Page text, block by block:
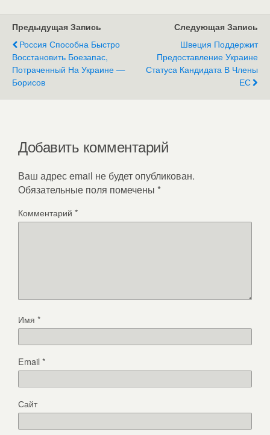
Предыдущая Запись
Россия Способна Быстро
Восстановить Боезапас,
Потраченный На Украине —
Борисов
Следующая Запись
Швеция Поддержит
Предоставление Украине
Статуса Кандидата В Члены
ЕС
Добавить комментарий
Ваш адрес email не будет опубликован.
Обязательные поля помечены *
Комментарий *
Имя *
Email*
Сайт